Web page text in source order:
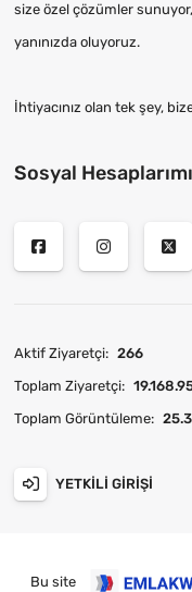
size özel çözümler
yanınızda oluyoruz.
İhtiyacınız olan tek şey,
Sosyal
Aktif Ziyaretçi: 266
Toplam Ziyaretçi:
Toplam Görüntüleme:
YETKILI GIRIŞI
Bu site